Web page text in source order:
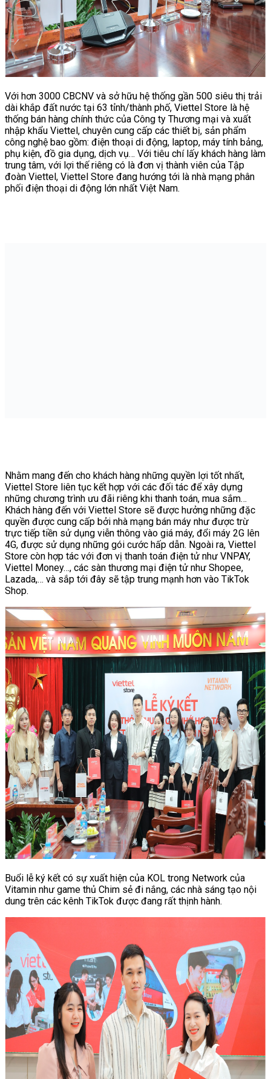
Với hơn 3000 CBCNV và sở hữu hệ thống gần 500 siêu thị trải
dài khắp đất nước tại 63 tỉnh/thành phố, Viettel Store là hệ
thống bán hàng chính thức của Công ty Thương mại và xuất
nhập khẩu Viettel, chuyên cung cấp các thiết bị, sản phẩm
công nghệ bao gồm: điện thoại di động, laptop, máy tính bảng,
phụ kiện, đồ gia dụng, dịch vụ… Với tiêu chí lấy khách hàng làm
trung tâm, với lợi thế riêng có là đơn vị thành viên của Tập
đoàn Viettel, Viettel Store đang hướng tới là nhà mạng phân
phối điện thoại di động lớn nhất Việt Nam.
Nhằm mang đến cho khách hàng những quyền lợi tốt nhất,
Viettel Store liên tục kết hợp với các đối tác để xây dựng
những chương trình ưu đãi riêng khi thanh toán, mua sắm…
Khách hàng đến với Viettel Store sẽ được hưởng những đặc
quyền được cung cấp bởi nhà mạng bán máy như được trừ
trực tiếp tiền sử dụng viễn thông vào giá máy, đổi máy 2G lên
4G, được sử dụng những gói cước hấp dẫn. Ngoài ra, Viettel
Store còn hợp tác với đơn vị thanh toán điện tử như VNPAY,
Viettel Money…, các sàn thương mại điện tử như Shopee,
Lazada,… và sắp tới đây sẽ tập trung mạnh hơn vào TikTok
Shop.
Buổi lễ ký kết có sự xuất hiện của KOL trong Network của
Vitamin như game thủ Chim sẻ đi nắng, các nhà sáng tạo nội
dung trên các kênh TikTok được đang rất thịnh hành.